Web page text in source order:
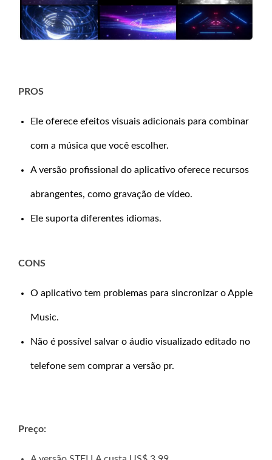
PROS
Ele oferece efeitos visuais adicionais para combinar
com a música que você escolher.
A versão profissional do aplicativo oferece recursos
abrangentes, como gravação de vídeo.
Ele suporta diferentes idiomas.
CONS
O aplicativo tem problemas para sincronizar o Apple
Music.
Não é possível salvar o áudio visualizado editado no
telefone sem comprar a versão pr.
Preço: